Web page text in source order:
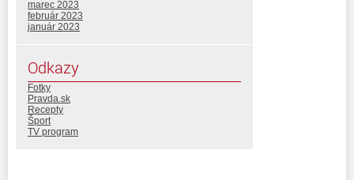
marec 2023
február 2023
január 2023
Odkazy
Fotky
Pravda.sk
Recepty
Šport
TV program